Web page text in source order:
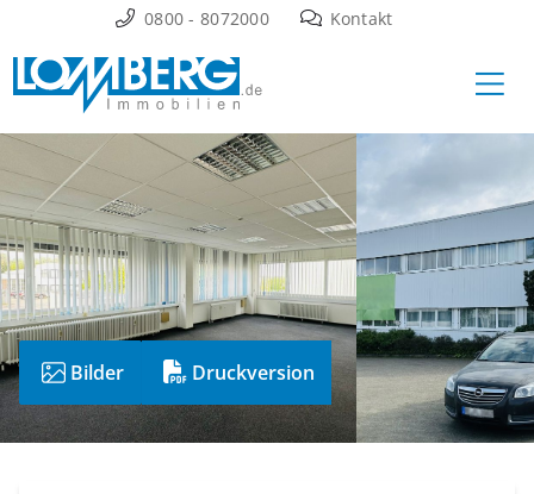
Inhalt
springen
0800 - 8072000 Kontakt
Bilder Druckversion